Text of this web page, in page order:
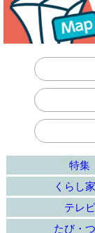
特集
くらし
テレビ
たび・